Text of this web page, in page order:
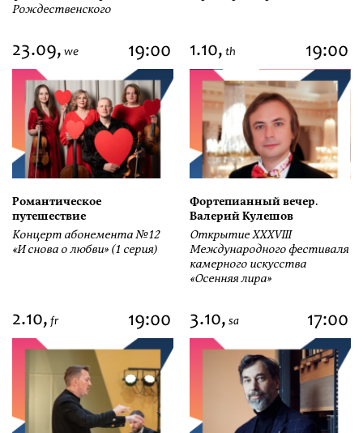
Рождественского
23.09, we 19:00
Романтическое
путешествие
Концерт абонемента №12
«И снова о любви» (1 серия)
1.10, th 19:00
Фортепианный вечер.
Валерий Кулешов
Открытие ХХХVIII
Международного фестиваля
камерного искусства
«Осенняя лира»
2.10, fr 19:00 3.10, sa 17:00